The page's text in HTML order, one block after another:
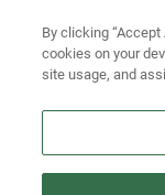
Busca por
Busca por año
Busca por marca
By clicking
cookies on your
site usage, and